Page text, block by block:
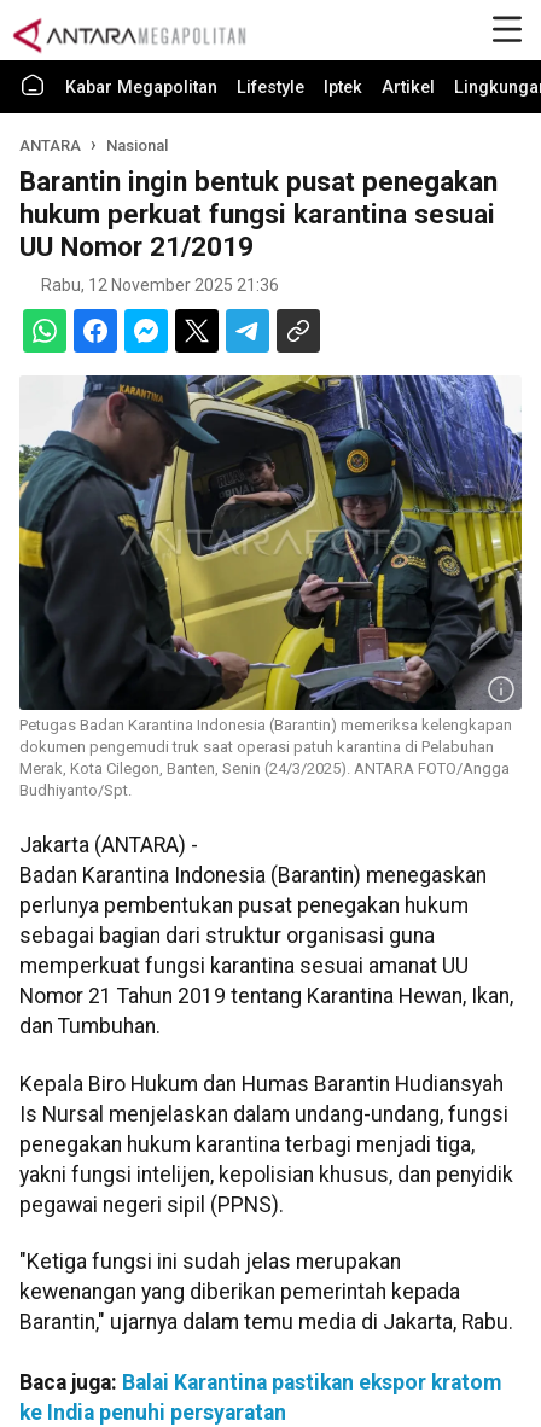
Kabar Megapolitan Lifestyle Iptek Artikel
ANTARA Nasional
Barantin ingin bentuk pusat penegakan
hukum perkuat fungsi karantina sesuai
UU Nomor 21/2019
Rabu, 12 November 2025 21:36
Petugas Badan Karantina Indonesia (Barantin) memeriksa kelengkapan
dokumen pengemudi truk saat operasi patuh karantina di Pelabuhan
Merak, Kota Cilegon, Banten, Senin (24/3/2025). ANTARA FOTO/Angga
Budhiyanto/Spt.
Jakarta (ANTARA) -
Badan Karantina Indonesia (Barantin) menegaskan
perlunya pembentukan pusat penegakan hukum
sebagai bagian dari struktur organisasi guna
memperkuat fungsi karantina sesuai amanat UU
Nomor 21 Tahun 2019 tentang Karantina Hewan, Ikan,
dan Tumbuhan.
Kepala Biro Hukum dan Humas Barantin Hudiansyah
Is Nursal menjelaskan dalam undang-undang, fungsi
penegakan hukum karantina terbagi menjadi tiga,
yakni fungsi intelijen, kepolisian khusus, dan penyidik
pegawai negeri sipil (PPNS).
"Ketiga fungsi ini sudah jelas merupakan
kewenangan yang diberikan pemerintah kepada
Barantin," ujarnya dalam temu media di Jakarta, Rabu.
Baca juga: Balai Karantina pastikan ekspor kratom
ke India penuhi persyaratan